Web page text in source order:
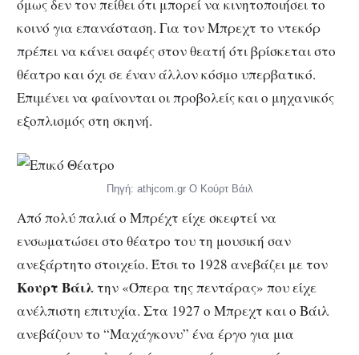
όμως δεν τον πείθει ότι μπορεί να κινητοποιήσει το
κοινό για επανάσταση. Για τον Μπρεχτ το ντεκόρ
πρέπει να κάνει σαφές στον θεατή ότι βρίσκεται στο
θέατρο και όχι σε έναν άλλον κόσμο υπερβατικό.
Επιμένει να φαίνονται οι προβολείς και ο μηχανικός
εξοπλισμός στη σκηνή.
Πηγή: athjcom.gr Ο Κούρτ Βάιλ
Από πολύ παλιά ο Μπρέχτ είχε σκεφτεί να
ενσωματώσει στο θέατρο του τη μουσική σαν
ανεξάρτητο στοιχείο. Έτσι το 1928 ανεβάζει με τον
Κουρτ Βάιλτην «Όπερα της πεντάρας» που είχε
ανέλπιστη επιτυχία. Στα 1927 ο Μπρεχτ και ο Βάιλ
ανεβάζουν το “Μαχάγκονυ” ένα έργο για μια